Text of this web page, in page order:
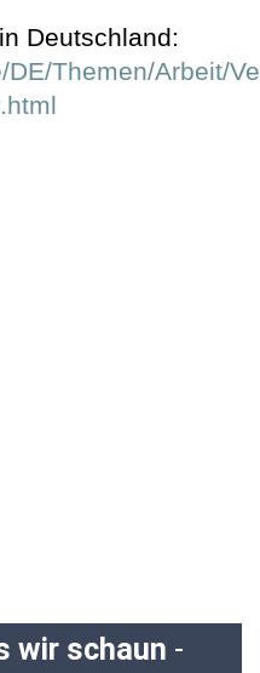
Deutschland:
Themen/Arbeit/
wir schaun -